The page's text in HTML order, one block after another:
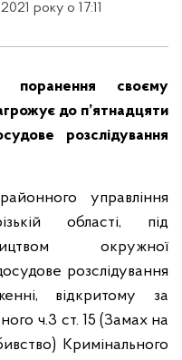
року о 17:11
поранення своєму
до п’ятнадцяти
розслідування
управління
області, під
окружної
розслідування
відкритому за
ч.3 ст. 15 (Замах на
Кримінального